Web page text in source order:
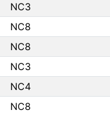
NC3
NC8
NC8
NC3
NC4
NC8